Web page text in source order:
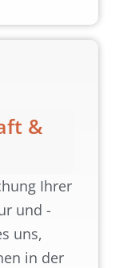
&
Ihrer
und -
uns,
in der